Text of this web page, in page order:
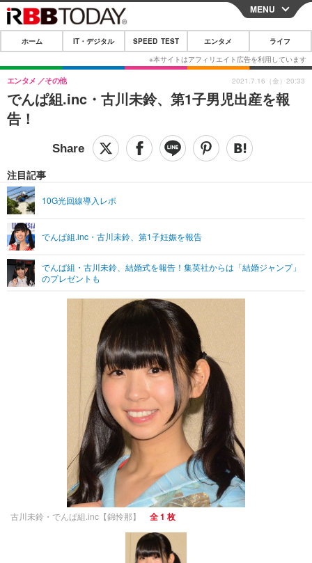
CLOSE
ホーム
IT・デジタル
IT・デジタルTOP スマートフォン
ショッピング その他
SPEED TEST
エンタメTOP 映画・ドラマ
グラビア
ショッピング その他
ライフTOP
リリース一覧
プッシュ通知の停止方法
MENU
ホーム IT・デジタル SPEED TEST エンタメ ライフ
でんぱ組.inc・古川未鈴、第1子男児出産を報
告！
エンタメ その他
注目記事
10G光回線導入レポ
でんぱ組.inc・古川未鈴、第1子妊娠を報告
でんぱ組・古川未鈴、結婚式を報告！集英社からは「結婚ジャンプ」
のプレゼントも
2021.7.16（金）20:33
古川未鈴・でんぱ組.inc【錦怜那】 全 1 枚